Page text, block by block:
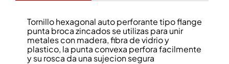
Tornillo hexagonal auto perforante tipo flange
punta broca zincados se utilizas para unir
metales con madera, fibra de vidrio y
plastico, la punta convexa perfora facilmente
y su rosca da una sujecion segura